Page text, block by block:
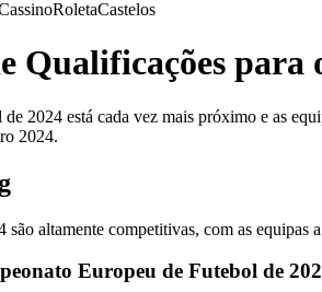
RoletaCastelos
Qualificações
2024 está cada vez mais próximo e as
2024.
altamente competitivas, com as
Europeu de Futebol de